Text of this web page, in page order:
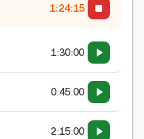
1:24:15
1:30:00
0:45:00
2:15:00